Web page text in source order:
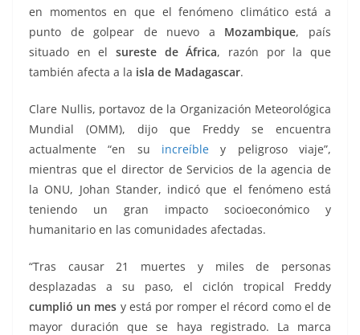
en momentos en que el fenómeno climático está a
punto de golpear de nuevo a Mozambique, país
situado en el sureste de África, razón por la que
también afecta a la isla de Madagascar.
Clare Nullis, portavoz de la Organización Meteorológica
Mundial (OMM), dijo que Freddy se encuentra
actualmente “en su increíble y peligroso viaje”,
mientras que el director de Servicios de la agencia de
la ONU, Johan Stander, indicó que el fenómeno está
teniendo un gran impacto socioeconómico y
humanitario en las comunidades afectadas.
“Tras causar 21 muertes y miles de personas
desplazadas a su paso, el ciclón tropical Freddy
cumplió un mes y está por romper el récord como el de
mayor duración que se haya registrado. La marca